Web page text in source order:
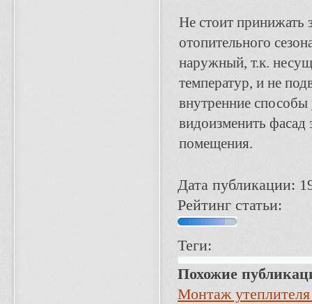
Не стоит принижать
отопительного
наружный, т.к.
температур, и не
внутренние способы
видоизменить
помещения.
Дата публикации:
Рейтинг статьи:
Теги:
Похожие
Монтаж